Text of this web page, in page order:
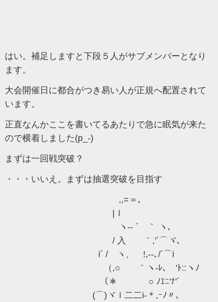
はい。補足しますと下段５人がサブメンバーとなり
ます。
大会開催日に都合がつき易い人が正規へ配置されて
います。
正直なんかここを書いてるあたりで急に眠気が来た
ので横着しました(p_-)
まずは一回戦突破？
・・・いいえ。まずは抽選突破を目指す
,,=＝､
|ｌ
ヽ-‐ ´ ｀ ヽ､
/ 入 ｀,'´⌒ヾ､
i´ / ヽ、 !,‐-､/´⌒i
（,○ ｀ヽ-ﾚ､ゝ'ﾄ::ヽﾉ
（＊ ○ ﾉｴﾆ'ﾅ'´
(⌒)ヾｌ二二i‐＊,ｰﾉ〃、